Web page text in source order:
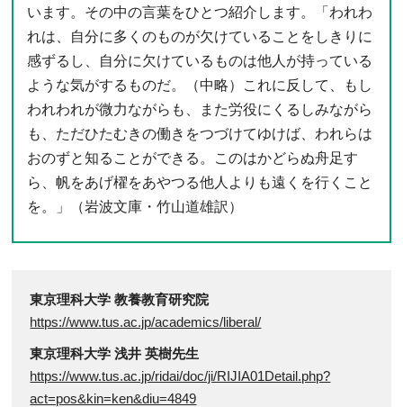
います。その中の言葉をひとつ紹介します。「われわ
れは、自分に多くのものが欠けていることをしきりに
感ずるし、自分に欠けているものは他人が持っている
ような気がするものだ。（中略）これに反して、もし
われわれが微力ながらも、また労役にくるしみながら
も、ただひたむきの働きをつづけてゆけば、われらは
おのずと知ることができる。このはかどらぬ舟足す
ら、帆をあげ櫂をあやつる他人よりも遠くを行くこと
を。」（岩波文庫・竹山道雄訳）
東京理科大学 教養教育研究院
https://www.tus.ac.jp/academics/liberal/
東京理科大学 浅井 英樹先生
https://www.tus.ac.jp/ridai/doc/ji/RIJIA01Detail.php?
act=pos&kin=ken&diu=4849